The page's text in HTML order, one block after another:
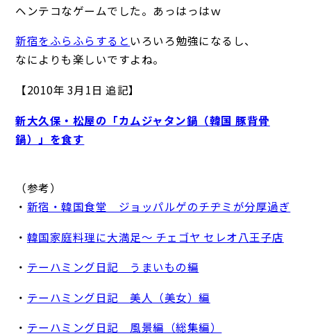
ヘンテコなゲームでした。あっはっはｗ
新宿をふらふらすると いろいろ勉強になるし、
なによりも楽しいですよね。
【2010年 3月1日 追記】
新大久保・松屋の「カムジャタン鍋（韓国 豚背骨
鍋）」を食す
（参考）
・ 新宿・韓国食堂 ジョッパルゲのチヂミが分厚過ぎ
・ 韓国家庭料理に大満足～ チェゴヤ セレオ八王子店
・ テーハミング日記 うまいもの編
・ テーハミング日記 美人（美女）編
・ テーハミング日記 風景編（総集編）